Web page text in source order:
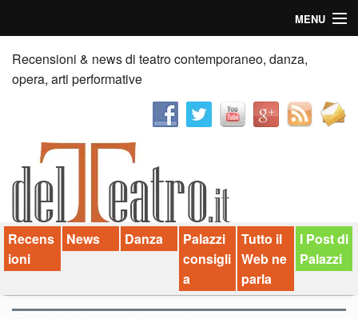
MENU
Home
Recensioni
News
Palazzi consiglia
Video
Chi siamo
Contatti
Recensioni & news di teatro contemporaneo, danza,
opera, arti performative
Recens
ioni
News Danza
Palazzi
consigli
a
Tutto il
Web ne
parla
I Post di
Palazzi